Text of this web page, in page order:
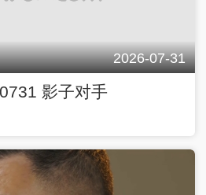
2026-07-31
影子对手